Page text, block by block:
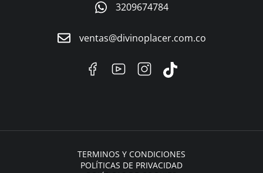
3209674784
ventas@divinoplacer.com.co
TERMINOS Y CONDICIONES
POLÍTICAS DE PRIVACIDAD